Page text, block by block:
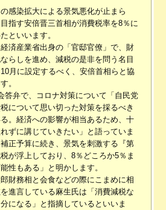
感染拡大による景気悪化が止まら
指す安倍晋三首相が消費税率を8％に
といいます。
済産業省出身の「官邸官僚」で、財
らしを進め、減税の是非を問う名目
月に設定するべく、安倍首相らと協
。
弁で、コロナ対策について「自民党
について思い切った対策を採るべき
。経済への影響が相当あるため、十
ずに講じていきたい」と語っていま
正予算に続き、景気を刺激する『第
が浮上しており、8％どころか5％ま
性もある」と明かします。
財務相と会食などの際にこまめに相
進言している麻生氏は「消費減税な
になる」と指摘しているといいま